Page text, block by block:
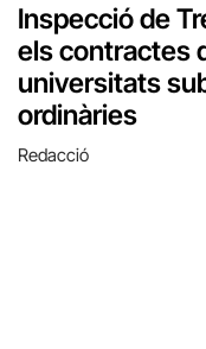
Inspecció de
els contractes
universitats
ordinàries
Redacció